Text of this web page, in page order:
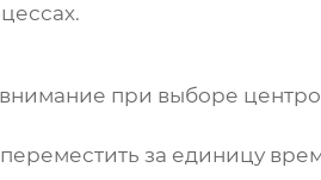
внимание при выборе
за единицу